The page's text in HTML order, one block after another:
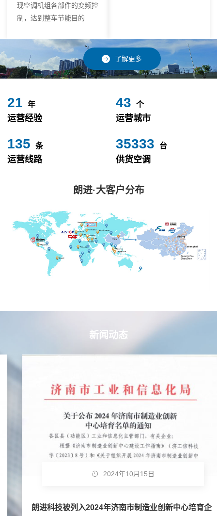
现空调机组各部件的变频控
制，达到整车节能目的
了解更多
24 年
运营经验
49 个
运营城市
153 条
运营线路
40000 台
供货空调
朗进·大客户分布
新闻动态
2024年10月15日
朗进科技被列入2024年济南市制造业创新中心培育企